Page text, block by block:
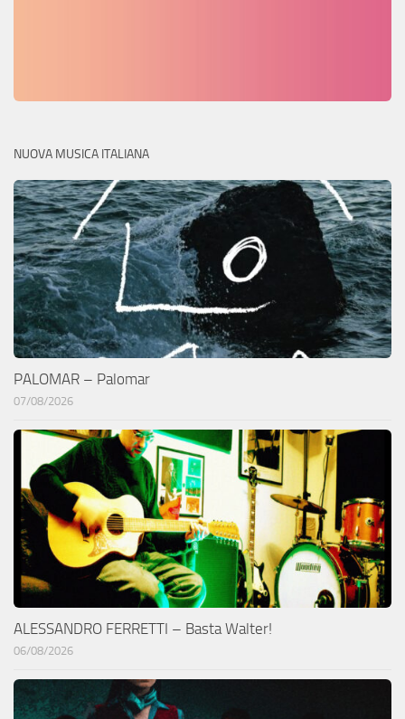
NUOVA MUSICA ITALIANA
PALOMAR – Palomar
07/08/2026
ALESSANDRO FERRETTI – Basta Walter!
06/08/2026